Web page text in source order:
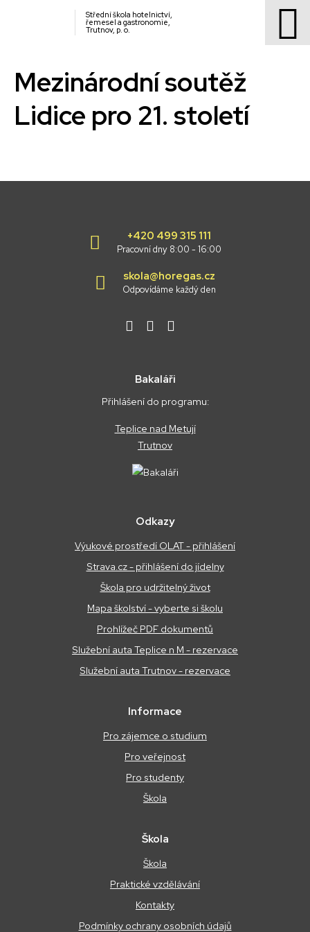
Střední škola hotelnictví,
řemesel a gastronomie,
Trutnov, p. o.
Mezinárodní soutěž
Lidice pro 21. století
+420 499 315 111
Pracovní dny 8:00 - 16:00
skola@horegas.cz
Odpovídáme každý den
Bakaláři
Přihlášení do programu:
Teplice nad Metují
Trutnov
Odkazy
Výukové prostředí OLAT - přihlášení
Strava.cz - přihlášení do jídelny
Škola pro udržitelný život
Mapa školství - vyberte si školu
Prohlížeč PDF dokumentů
Služební auta Teplice n M - rezervace
Služební auta Trutnov - rezervace
Informace
Pro zájemce o studium
Pro veřejnost
Pro studenty
Škola
Škola
Škola
Praktické vzdělávání
Kontakty
Podmínky ochrany osobních údajů